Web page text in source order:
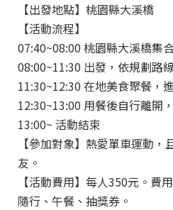
【出發地點】桃園縣大溪橋
【活動流程】
07:40~08:00 桃園縣大溪橋集
08:00~11:30 出發，依規劃路
11:30~12:30 在地美食聚餐，
12:30~13:00 用餐後自行離開
13:00~ 活動結束
【參加對象】熱愛單車運動
友。
【活動費用】每人350元。費
隨行、午餐、抽獎券。